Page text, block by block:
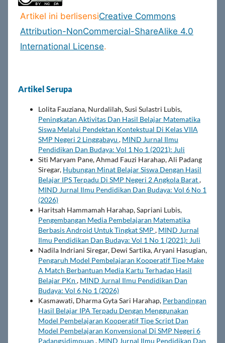
Artikel ini berlisensiCreative Commons
Attribution-NonCommercial-ShareAlike 4.0
International License.
Artikel Serupa
Lolita Fauziana, Nurdalilah, Susi Sulastri Lubis,
Peningkatan Aktivitas Dan Hasil Belajar Matematika
Siswa Melalui Pendektan Kontekstual Di Kelas VIIA
SMP Negeri 2 Linggabayu , MIND Jurnal Ilmu
Pendidikan Dan Budaya: Vol 1 No 1 (2021): Juli
Siti Maryam Pane, Ahmad Fauzi Harahap, Ali Padang
Siregar, Hubungan Minat Belajar Siswa Dengan Hasil
Belajar IPS Terpadu Di SMP Negeri 2 Angkola Barat,
MIND Jurnal Ilmu Pendidikan Dan Budaya: Vol 6 No 1
(2026)
Haritsah Hammamah Harahap, Sapriani Lubis,
Pengembangan Media Pembelajaran Matematika
Berbasis Android Untuk Tingkat SMP , MIND Jurnal
Ilmu Pendidikan Dan Budaya: Vol 1 No 1 (2021): Juli
Nadila Indriani Siregar, Dewi Sartika, Aryani Hasugian,
Pengaruh Model Pembelajaran Kooperatif Tipe Make
A Match Berbantuan Media Kartu Terhadap Hasil
Belajar PKn , MIND Jurnal Ilmu Pendidikan Dan
Budaya: Vol 6 No 1 (2026)
Kasmawati, Dharma Gyta Sari Harahap, Perbandingan
Hasil Belajar IPA Terpadu Dengan Menggunakan
Model Pembelajaran Kooperatif Tipe Script Dan
Model Pembelajaran Konvensional Di SMP Negeri 6
Padangsidimpuan , MIND Jurnal Ilmu Pendidikan Dan